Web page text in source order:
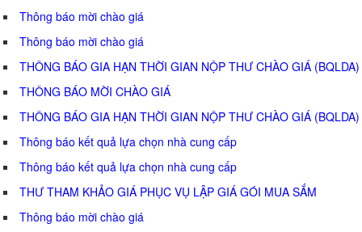
Thông báo mời chào giá
Thông báo mời chào giá
THÔNG BÁO GIA HẠN THỜI GIAN NỘP THƯ CHÀO GIÁ (BQLDA)
THÔNG BÁO MỜI CHÀO GIÁ
THÔNG BÁO GIA HẠN THỜI GIAN NỘP THƯ CHÀO GIÁ (BQLDA)
Thông báo kết quả lựa chọn nhà cung cấp
Thông báo kết quả lựa chọn nhà cung cấp
THƯ THAM KHẢO GIÁ PHỤC VỤ LẬP GIÁ GÓI MUA SẮM
Thông báo mời chào giá